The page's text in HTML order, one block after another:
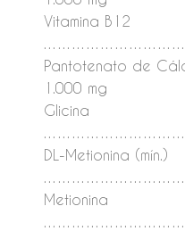
Vitamina B12
Pantotenato de
1.000 mg
Glicina
DL-Metionina (mín.)
Metionina